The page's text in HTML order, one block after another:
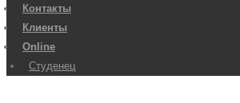
Контакты
Клиенты
Online
Студенец